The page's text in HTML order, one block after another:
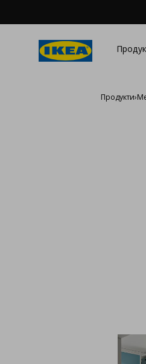
Продукти›